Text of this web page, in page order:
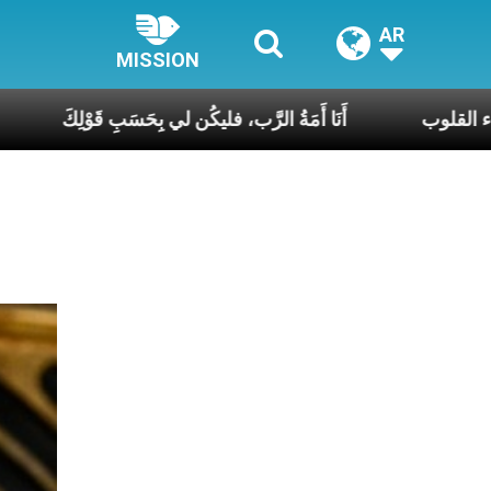
MISSION
AR
أَنَا أَمَةُ الرَّب، فليكُن يا منبع السرور ورجاء القلوب